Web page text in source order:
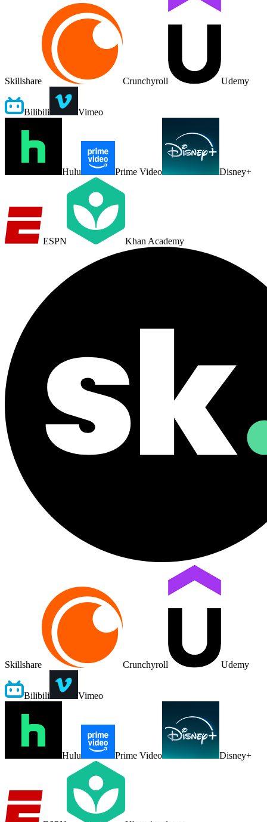
Skillshare Crunchyroll Udemy
Bilibili Vimeo
Hulu Prime Video Disney+
ESPN Khan Academy
Skillshare Crunchyroll Udemy
Bilibili Vimeo
Hulu Prime Video Disney+